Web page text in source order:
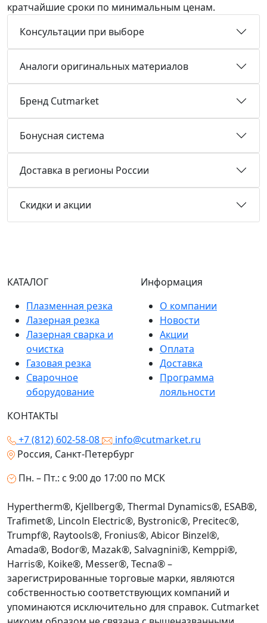
кратчайшие сроки по минимальным ценам.
Консультации при выборе
Аналоги оригинальных материалов
Бренд Cutmarket
Бонусная система
Доставка в регионы России
Скидки и акции
КАТАЛОГ
Плазменная резка
Лазерная резка
Лазерная сварка и
очистка
Газовая резка
Сварочное
оборудование
Информация
О компании
Новости
Акции
Оплата
Доставка
Программа
лояльности
КОНТАКТЫ
+7 (812) 602-58-08
info@cutmarket.ru
Россия, Санкт-Петербург
Пн. – Пт.: с 9:00 до 17:00 по МСК
Hypertherm®, Kjellberg®, Thermal Dynamics®, ESAB®,
Trafimet®, Lincoln Electric®, Bystronic®, Precitec®,
Trumpf®, Raytools®, Fronius®, Abicor Binzel®,
Amada®, Bodor®, Mazak®, Salvagnini®, Kemppi®,
Harris®, Koike®, Messer®, Tecna® –
зарегистрированные торговые марки, являются
собственностью соответствующих компаний и
упоминаются исключительно для справок. Cutmarket